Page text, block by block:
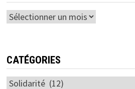
Archives
CATÉGORIES
Catégories